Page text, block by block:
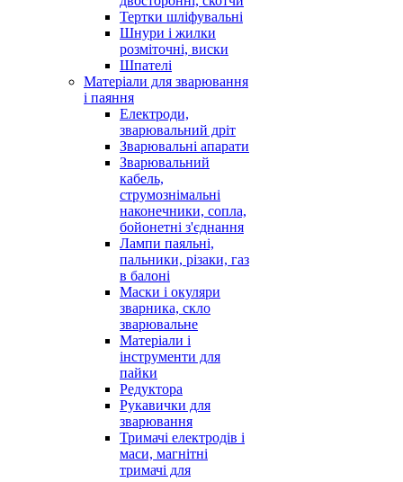
Тертки шліфувальні
Шнури і жилки
розміточні, виски
Шпателі
Матеріали для зварювання
і паяння
Електроди,
зварювальний дріт
Зварювальні апарати
Зварювальний
кабель,
струмознімальні
наконечники, сопла,
бойонетні з'єднання
Лампи паяльні,
пальники, різаки, газ
в балоні
Маски і окуляри
зварника, скло
зварювальне
Матеріали і
інструменти для
пайки
Редуктора
Рукавички для
зварювання
Тримачі електродів і
маси, магнітні
тримачі для